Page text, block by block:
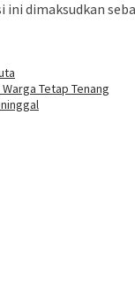
dimaksudkan
Tetap Tenang